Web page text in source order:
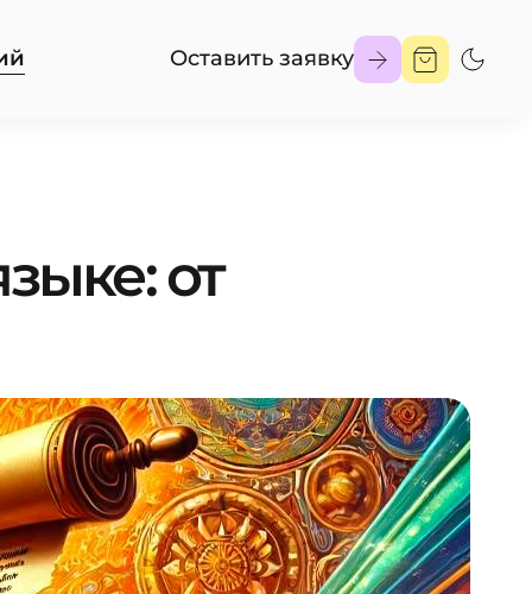
Оставить заявку
от